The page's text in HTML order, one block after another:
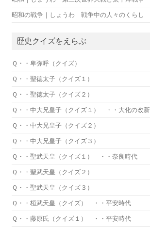
昭和の戦争｜しょうわ 戦争中の人々のくらし
歴史クイズをえらぶ
Ｑ・・卑弥呼（クイズ）
Ｑ・・聖徳太子（クイズ１）
Ｑ・・聖徳太子（クイズ２）
Ｑ・・中大兄皇子（クイズ１） ・・大化の改新
Ｑ・・中大兄皇子（クイズ２）
Ｑ・・中大兄皇子（クイズ３）
Ｑ・・聖武天皇（クイズ１） ・・奈良時代
Ｑ・・聖武天皇（クイズ２）
Ｑ・・聖武天皇（クイズ３）
Ｑ・・桓武天皇（クイズ） ・・平安時代
Ｑ・・藤原氏（クイズ１） ・・平安時代